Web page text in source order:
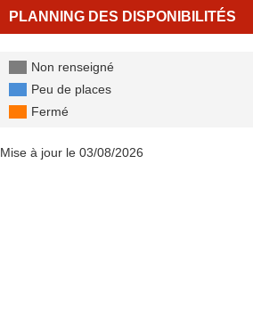
PLANNING DES DISPONIBILITÉS
Non renseigné
Peu de places
Fermé
Mise à jour le 03/08/2026